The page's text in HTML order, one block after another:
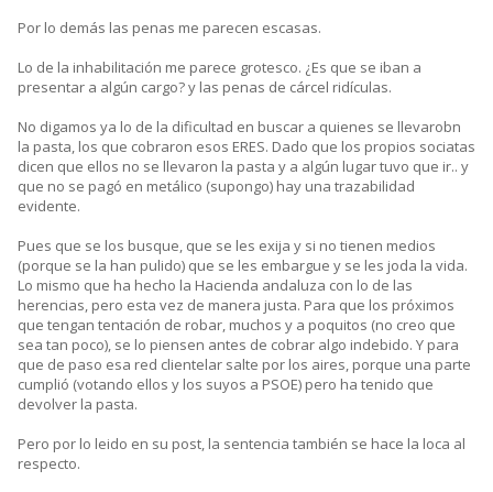
Por lo demás las penas me parecen escasas.
Lo de la inhabilitación me parece grotesco. ¿Es que se iban a
presentar a algún cargo? y las penas de cárcel ridículas.
No digamos ya lo de la dificultad en buscar a quienes se llevarobn
la pasta, los que cobraron esos ERES. Dado que los propios sociatas
dicen que ellos no se llevaron la pasta y a algún lugar tuvo que ir.. y
que no se pagó en metálico (supongo) hay una trazabilidad
evidente.
Pues que se los busque, que se les exija y si no tienen medios
(porque se la han pulido) que se les embargue y se les joda la vida.
Lo mismo que ha hecho la Hacienda andaluza con lo de las
herencias, pero esta vez de manera justa. Para que los próximos
que tengan tentación de robar, muchos y a poquitos (no creo que
sea tan poco), se lo piensen antes de cobrar algo indebido. Y para
que de paso esa red clientelar salte por los aires, porque una parte
cumplió (votando ellos y los suyos a PSOE) pero ha tenido que
devolver la pasta.
Pero por lo leido en su post, la sentencia también se hace la loca al
respecto.